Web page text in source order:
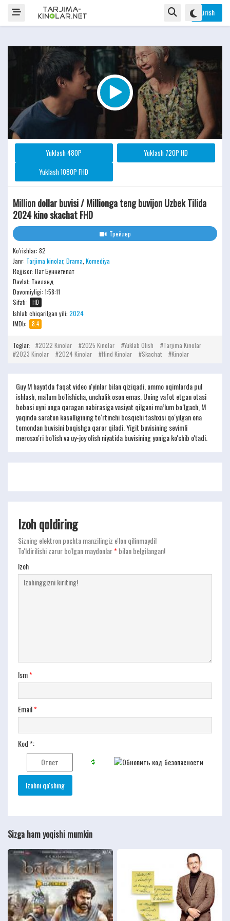
Kirish
Yuklash 480P
Yuklash 720P HD
Yuklash 1080P FHD
Million dollar buvisi / Millionga teng buvijon Uzbek Tilida
2024 kino skachat FHD
Трейлер
Ko'rishlar: 82
Janr: Tarjima kinolar, Drama Komediya
Rejjisor: Пат Буннитипат
Davlat: Таиланд
Davomiyligi: 1:58:11
Sifati:
HD
Ishlab chiqarilgan yili: 2024
IMDb:
8.4
Teglar: 2022 Kinolar 2025 Kinolar Yuklab Olish
Tarjima Kinolar
2023 Kinolar
2024 Kinolar Hind Kinolar Skachat Kinolar
Guy M hayotda faqat video o'yinlar bilan qiziqadi, ammo oqimlarda pul
ishlash, ma'lum bo'lishicha, unchalik oson emas. Uning vafot etgan otasi
bobosi uyni unga qaragan nabirasiga vasiyat qilgani ma’lum bo‘lgach, M
yaqinda saraton kasalligining to‘rtinchi bosqichi tashxisi qo‘yilgan ona
tomondan buvisini boqishga qaror qiladi. Yigit buvisining sevimli
merosxo'ri bo'lish va uy-joy olish niyatida buvisining yoniga ko'chib o'tadi.
Izoh qoldiring
Sizning elektron pochta manzilingiz e'lon qilinmaydi!
To'ldirilishi zarur bo'lgan maydonlar*bilan belgilangan!
Izoh
Ism*
Email*
Kod *:
Sizga ham yoqishi mumkin